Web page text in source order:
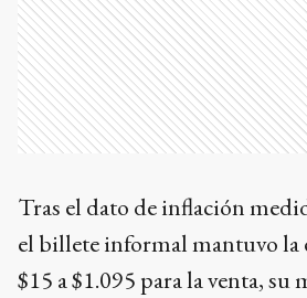
Tras el dato de inflación
el billete informal mantuvo la
$15 a $1.095 para la venta, su